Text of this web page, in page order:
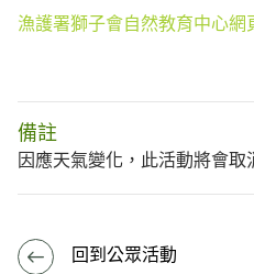
漁護署獅子會自然教育中心網
備註
因應天氣變化，此活動將會取
回到公眾活動